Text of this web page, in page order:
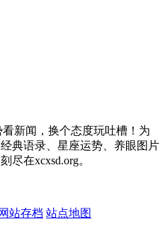
新闻，换个态度玩吐槽！为
典语录、星座运势、养眼图片
尽在xcxsd.org。
网站存档 站点地图